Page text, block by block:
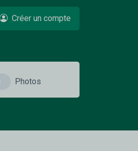
Créer un compte
Photos